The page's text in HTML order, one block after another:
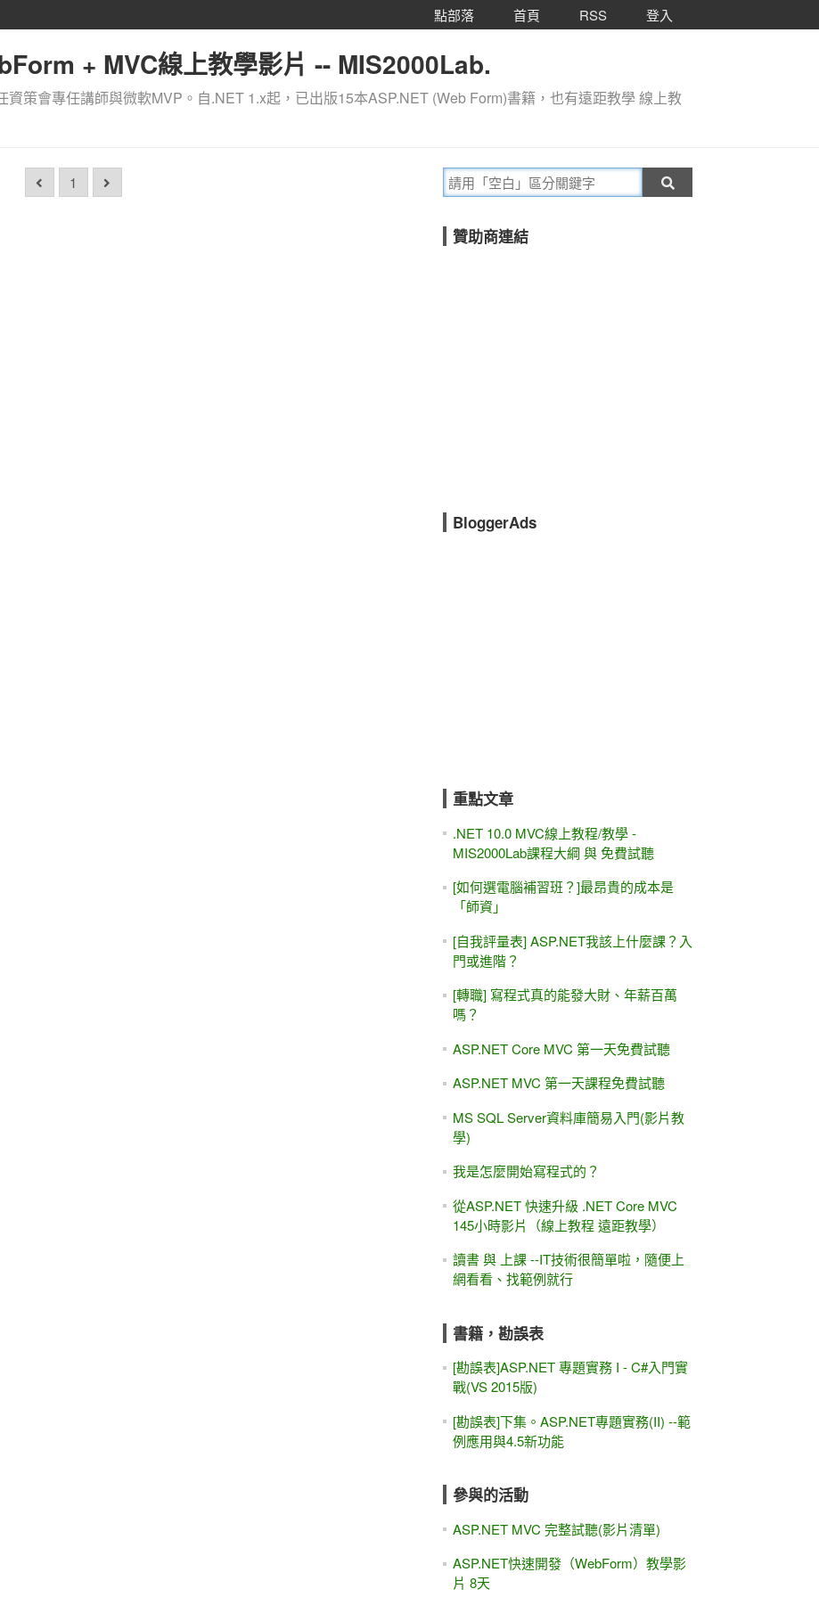
點部落 首頁 RSS 登入
+ MVC線上教學影片 -- MIS2000Lab.
策會專任講師與微軟MVP。自.NET 1.x起，已出版15本ASP.NET (Web Form)書籍，也有遠距教學 線上教
1
贊助商連結
BloggerAds
重點文章
.NET 10.0 MVC線上教程/教學 -
MIS2000Lab課程大綱 與 免費試聽
[如何選電腦補習班？]最昂貴的成本是
「師資」
[自我評量表] ASP.NET我該上什麼課？入
門或進階？
[轉職] 寫程式真的能發大財、年薪百萬
嗎？
ASP.NET Core MVC 第一天免費試聽
ASP.NET MVC 第一天課程免費試聽
MS SQL Server資料庫簡易入門(影片教
學)
我是怎麼開始寫程式的？
從ASP.NET 快速升級 .NET Core MVC
145小時影片（線上教程 遠距教學）
讀書 與 上課 --IT技術很簡單啦，隨便上
網看看、找範例就行
書籍，勘誤表
[勘誤表]ASP.NET 專題實務 I - C#入門實
戰(VS 2015版)
[勘誤表]下集。ASP.NET專題實務(II) --範
例應用與4.5新功能
參與的活動
ASP.NET MVC 完整試聽(影片清單)
ASP.NET快速開發（WebForm）教學影
片 8天